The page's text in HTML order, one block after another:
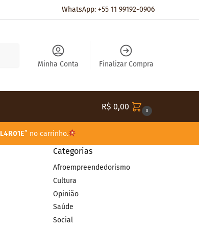
WhatsApp: +55 11 99192-0906
Minha Conta Finalizar Compra
R$ 0,00 0
L4R01E” no carrinho.
Categorias
Afroempreendedorismo
Cultura
Opinião
Saúde
Social